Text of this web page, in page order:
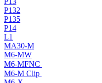
P132
P135
P14
L1
MA30-M
M6-MW
M6-MFNC
M6-M Clip